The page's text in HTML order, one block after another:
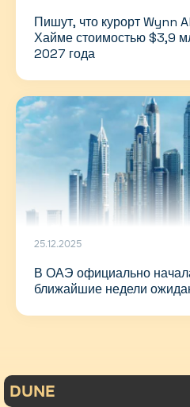
Пишут, что курорт Wynn
Хайме стоимостью $3,9
2027 года
25.12.2025
В ОАЭ официально
ближайшие недели
DUNE